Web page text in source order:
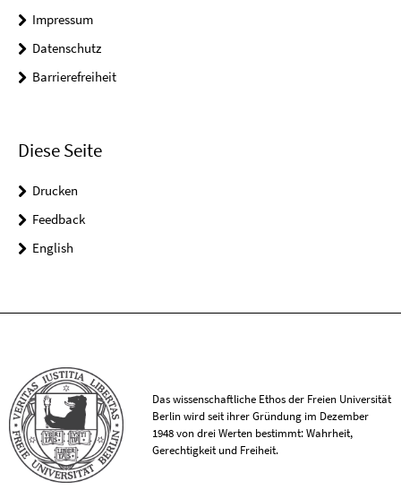
Impressum
Datenschutz
Barrierefreiheit
Diese Seite
Drucken
Feedback
English
Das wissenschaftliche Ethos der Freien Universität
Berlin wird seit ihrer Gründung im Dezember
1948 von drei Werten bestimmt: Wahrheit,
Gerechtigkeit und Freiheit.